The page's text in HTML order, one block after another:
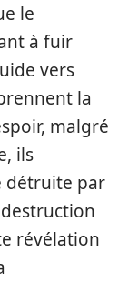
le
à fuir
vers
la
malgré
ils
détruite par
révélation